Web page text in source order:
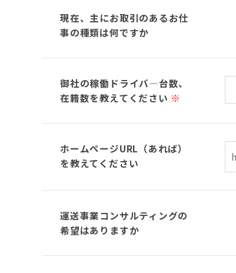
現在、主にお取引のあるお仕
事の種類は何ですか
御社の稼働ドライバ―台数、
在籍数を教えてください ※
ホームページURL（あれば）
を教えてください
運送事業コンサルティングの
希望はありますか